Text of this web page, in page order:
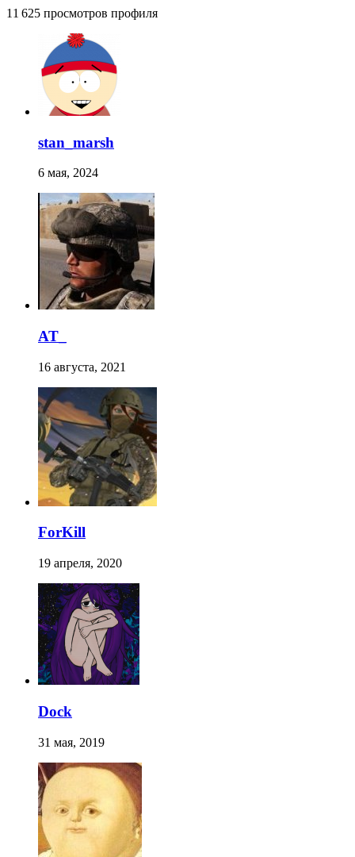
11 625 просмотров профиля
stan_marsh
6 мая, 2024
AT_
16 августа, 2021
ForKill
19 апреля, 2020
Dock
31 мая, 2019